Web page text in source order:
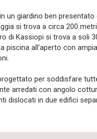
un giardino ben
si trova a circa 200
di Kassiopi si trova a soli
piscina all'aperto con
per soddisfare
arredati con angolo
dislocati in due edifici